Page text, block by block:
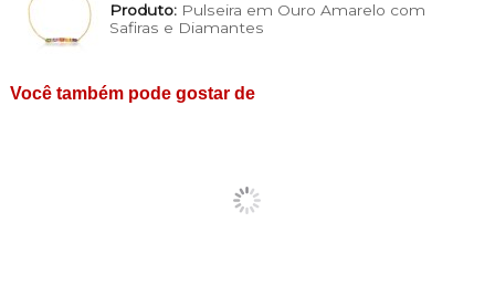
Produto:Pulseira em Ouro Amarelo com
Safiras e Diamantes
Você também pode gostar de